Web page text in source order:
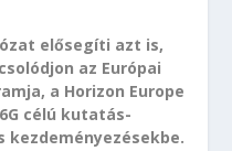
elősegíti azt is,
az Európai
a Horizon Europe
célú kutatás-